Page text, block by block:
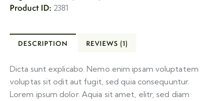
Product ID: 2381
DESCRIPTION REVIEWS (1)
Dicta sunt explicabo. Nemo enim ipsam voluptatem
voluptas sit odit aut fugit, sed quia consequuntur.
Lorem ipsum dolor. Aquia sit amet, elitr, sed diam